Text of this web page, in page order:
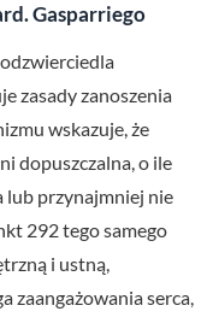
Gasparriego
zasady zanoszenia
wskazuje, że
dopuszczalna, o ile
lub przynajmniej nie
292 tego samego
i ustną,
zaangażowania serca,